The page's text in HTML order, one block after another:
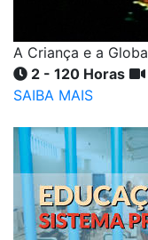
A Criança e a
2 - 120 Horas
SAIBA MAIS